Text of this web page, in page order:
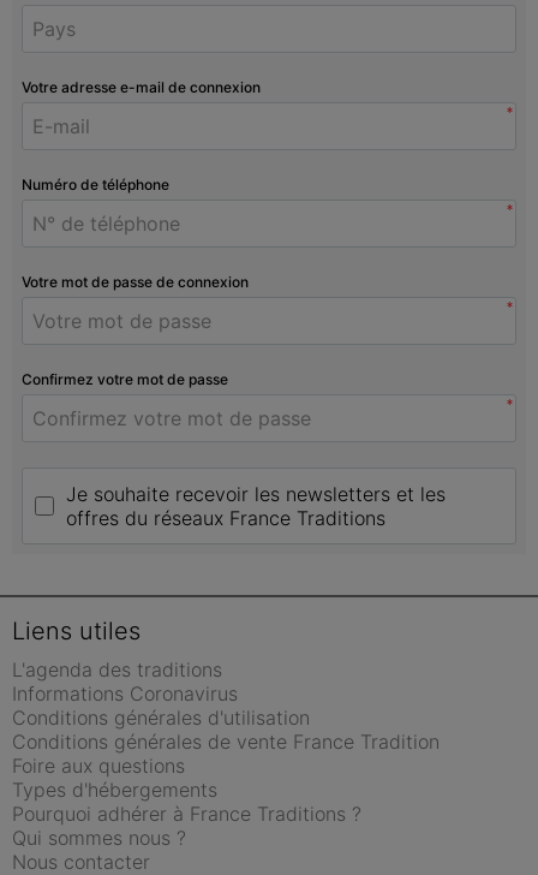
Votre adresse e-mail de connexion
*
Numéro de téléphone
*
Votre mot de passe de connexion
*
Confirmez votre mot de passe
*
Je souhaite recevoir les newsletters et les
offres du réseaux France Traditions
Liens utiles
L'agenda des traditions
Informations Coronavirus
Conditions générales d'utilisation
Conditions générales de vente France Tradition
Foire aux questions
Types d'hébergements
Pourquoi adhérer à France Traditions ?
Qui sommes nous ?
Nous contacter